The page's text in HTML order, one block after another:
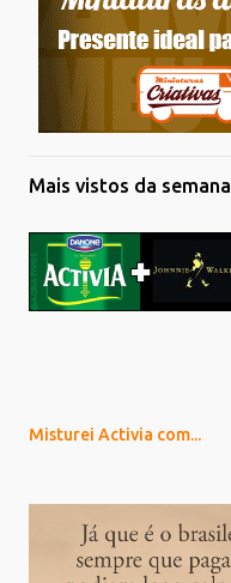
Mais vistos da semana
Misturei Activia com...